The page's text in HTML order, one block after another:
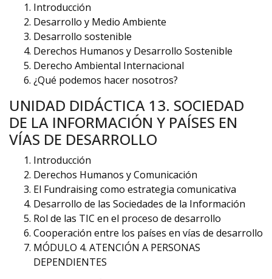
Introducción
Desarrollo y Medio Ambiente
Desarrollo sostenible
Derechos Humanos y Desarrollo Sostenible
Derecho Ambiental Internacional
¿Qué podemos hacer nosotros?
UNIDAD DIDÁCTICA 13. SOCIEDAD
DE LA INFORMACIÓN Y PAÍSES EN
VÍAS DE DESARROLLO
Introducción
Derechos Humanos y Comunicación
El Fundraising como estrategia comunicativa
Desarrollo de las Sociedades de la Información
Rol de las TIC en el proceso de desarrollo
Cooperación entre los países en vías de desarrollo
MÓDULO 4. ATENCIÓN A PERSONAS
DEPENDIENTES